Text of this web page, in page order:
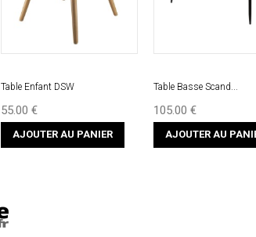
Table Enfant DSW
55.00 €
AJOUTER AU PANIER
Table Basse Scand...
105.00 €
AJOUTER AU